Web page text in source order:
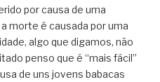
por causa de uma
morte é causada por uma
algo que digamos, não
penso que é “mais fácil”
de uns jovens babacas